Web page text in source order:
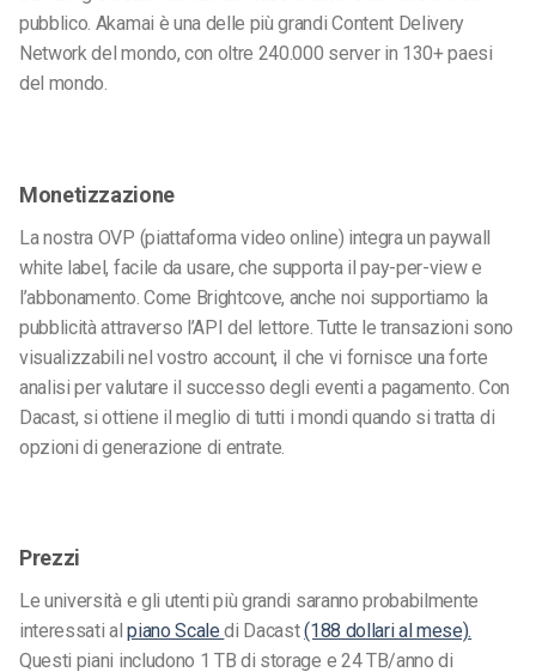
pubblico. Akamai è una delle più grandi Content Delivery
Network del mondo, con oltre 240.000 server in 130+ paesi
del mondo.
Monetizzazione
La nostra OVP (piattaforma video online) integra un paywall
white label, facile da usare, che supporta il pay-per-view e
l’abbonamento. Come Brightcove, anche noi supportiamo la
pubblicità attraverso l’API del lettore. Tutte le transazioni sono
visualizzabili nel vostro account, il che vi fornisce una forte
analisi per valutare il successo degli eventi a pagamento. Con
Dacast, si ottiene il meglio di tutti i mondi quando si tratta di
opzioni di generazione di entrate.
Prezzi
Le università e gli utenti più grandi saranno probabilmente
interessati alpiano Scaledi Dacast(188 dollari al mese).
Questi piani includono 1 TB di storage e 24 TB/anno di